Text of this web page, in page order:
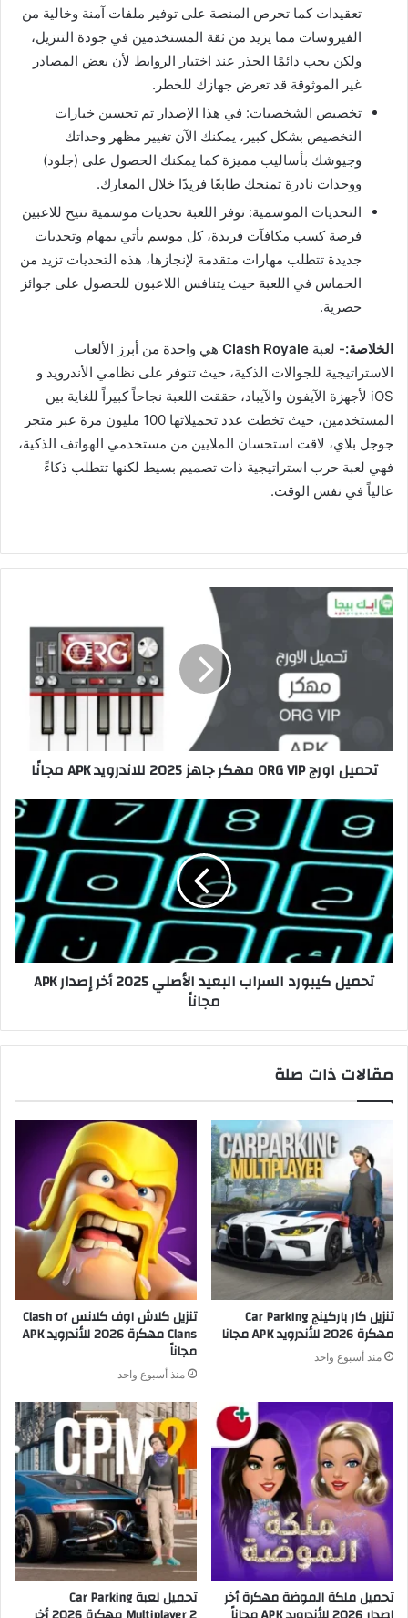
تعقيدات كما تحرص المنصة على توفير ملفات آمنة وخالية من
الفيروسات مما يزيد من ثقة المستخدمين في جودة التنزيل،
ولكن يجب دائمًا الحذر عند اختيار الروابط لأن بعض المصادر
غير الموثوقة قد تعرض جهازك للخطر.
تخصيص الشخصيات: في هذا الإصدار تم تحسين خيارات
التخصيص بشكل كبير، يمكنك الآن تغيير مظهر وحداتك
وجيوشك بأساليب مميزة كما يمكنك الحصول على (جلود)
ووحدات نادرة تمنحك طابعًا فريدًا خلال المعارك.
التحديات الموسمية: توفر اللعبة تحديات موسمية تتيح للاعبين
فرصة كسب مكافآت فريدة، كل موسم يأتي بمهام وتحديات
جديدة تتطلب مهارات متقدمة لإنجازها، هذه التحديات تزيد من
الحماس في اللعبة حيث يتنافس اللاعبون للحصول على جوائز
حصرية.
الخلاصة:- لعبة Clash Royale هي واحدة من أبرز الألعاب
الاستراتيجية للجوالات الذكية، حيث تتوفر على نظامي الأندرويد و
iOS لأجهزة الآيفون والآيباد، حققت اللعبة نجاحاً كبيراً للغاية بين
المستخدمين، حيث تخطت عدد تحميلاتها 100 مليون مرة عبر متجر
جوجل بلاي، لاقت استحسان الملايين من مستخدمي الهواتف الذكية،
فهي لعبة حرب استراتيجية ذات تصميم بسيط لكنها تتطلب ذكاءً
عالياً في نفس الوقت.
تحميل اورج ORG VIP مهكر جاهز 2025 للاندرويد APK مجانًا
تحميل كيبورد السراب البعيد الأصلي 2025 أخر إصدار APK
مجاناً
مقالات ذات صلة
تنزيل كار باركينج Car Parking
مهكرة 2026 للأندرويد APK مجانا
منذ أسبوع واحد
تنزيل كلاش اوف كلانس Clash of
Clans مهكرة 2026 للأندرويد APK
مجاناً
منذ أسبوع واحد
تحميل ملكة الموضة مهكرة أخر تحميل لعبة Car Parking